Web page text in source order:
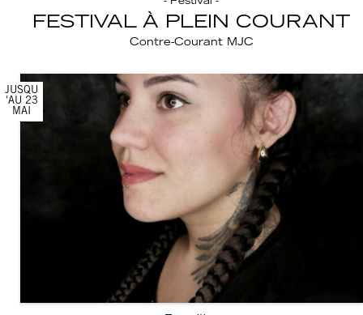
- Festival -
FESTIVAL À PLEIN COURANT
Contre-Courant MJC
JUSQU
'AU 23
MAI